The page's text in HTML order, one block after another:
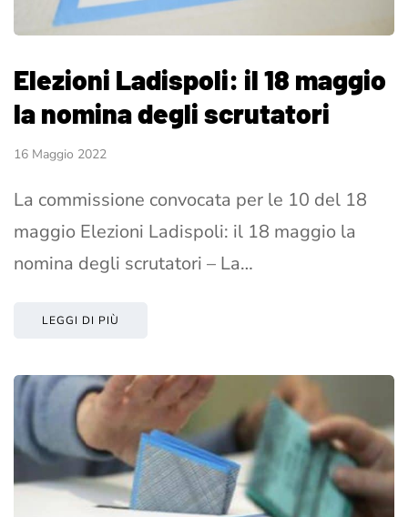
Elezioni Ladispoli: il 18 maggio
la nomina degli scrutatori
16 Maggio 2022
La commissione convocata per le 10 del 18
maggio Elezioni Ladispoli: il 18 maggio la
nomina degli scrutatori – La…
LEGGI DI PIÙ